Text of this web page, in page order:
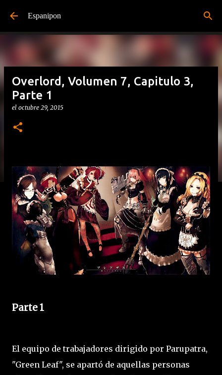
Espanipon
Overlord, Volumen 7, Capitulo 3,
Parte 1
el octubre 29, 2015
Parte 1
El equipo de trabajadores dirigido por Parupatra,
"Green Leaf", se apartó de aquellas personas